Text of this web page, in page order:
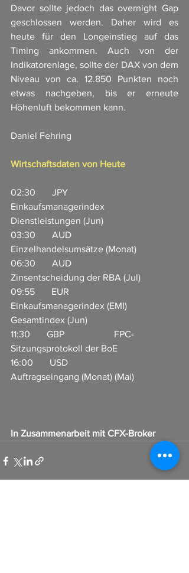
Davor sollte jedoch das overnight Gap
geschlossen werden. Daher wird es
heute für den Longeinstieg auf das
Timing ankommen. Auch von der
Indikatorenlage, sollte der DAX von dem
Niveau von ca. 12.850 Punkten noch
etwas nachgeben, bis er erneute
Höhenluft bekommen kann.
Daniel Fehring
Wirtschaftsdaten von Heute
02:30       JPY
Einkaufsmanagerindex
Dienstleistungen (Jun)
03:30       AUD
Einzelhandelsumsätze (Monat)
06:30       AUD
Zinsentscheidung der RBA (Jul)
09:55       EUR
Einkaufsmanagerindex (EMI)
Gesamtindex (Jun)
11:30       GBP                     FPC-
Sitzungsprotokoll der BoE
16:00       USD
Auftragseingang (Monat) (Mai)
In Zusammenarbeit mit CFX-Broker